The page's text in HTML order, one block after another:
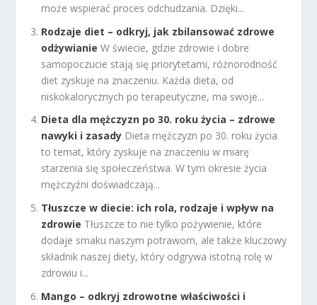
może wspierać proces odchudzania. Dzięki...
Rodzaje diet – odkryj, jak zbilansować zdrowe
odżywianie W świecie, gdzie zdrowie i dobre
samopoczucie stają się priorytetami, różnorodność
diet zyskuje na znaczeniu. Każda dieta, od
niskokalorycznych po terapeutyczne, ma swoje...
Dieta dla mężczyzn po 30. roku życia – zdrowe
nawyki i zasady Dieta mężczyzn po 30. roku życia
to temat, który zyskuje na znaczeniu w miarę
starzenia się społeczeństwa. W tym okresie życia
mężczyźni doświadczają...
Tłuszcze w diecie: ich rola, rodzaje i wpływ na
zdrowie Tłuszcze to nie tylko pożywienie, które
dodaje smaku naszym potrawom, ale także kluczowy
składnik naszej diety, który odgrywa istotną rolę w
zdrowiu i...
Mango – odkryj zdrowotne właściwości i